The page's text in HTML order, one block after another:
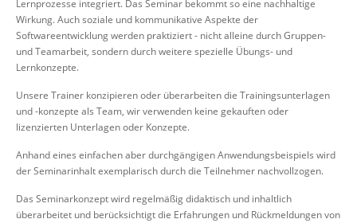
Lernprozesse integriert. Das Seminar bekommt so eine nachhaltige
Wirkung. Auch soziale und kommunikative Aspekte der
Softwareentwicklung werden praktiziert - nicht alleine durch Gruppen-
und Teamarbeit, sondern durch weitere spezielle Übungs- und
Lernkonzepte.
Unsere Trainer konzipieren oder überarbeiten die Trainingsunterlagen
und -konzepte als Team, wir verwenden keine gekauften oder
lizenzierten Unterlagen oder Konzepte.
Anhand eines einfachen aber durchgängigen Anwendungsbeispiels wird
der Seminarinhalt exemplarisch durch die Teilnehmer nachvollzogen.
Das Seminarkonzept wird regelmäßig didaktisch und inhaltlich
überarbeitet und berücksichtigt die Erfahrungen und Rückmeldungen von